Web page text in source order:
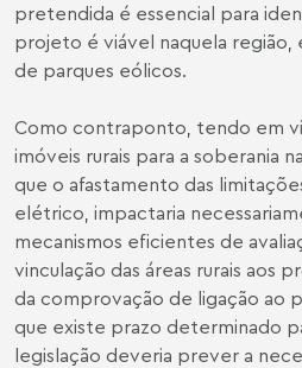
pretendida é essencial para
projeto é viável naquela região,
de parques eólicos.
Como contraponto, tendo em
imóveis rurais para a soberania
que o afastamento das
elétrico, impactaria
mecanismos eficientes de
vinculação das áreas rurais aos
da comprovação de ligação ao
que existe prazo determinado
legislação deveria prever a